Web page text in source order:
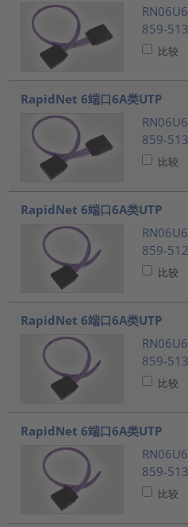
859-
比较
RapidNet 6端口6A类UTP
859-
比较
RapidNet 6端口6A类UTP
859-
比较
RapidNet 6端口6A类UTP
859-
比较
RapidNet 6端口6A类UTP
859-
比较